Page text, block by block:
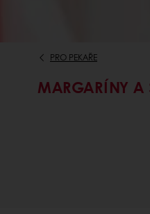
PRO PEKAŘE
MARGARÍNY A